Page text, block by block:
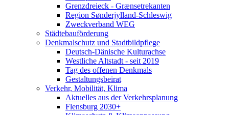
Grenzdreieck - Grænsetrekanten
Region Sønderjylland-Schleswig
Zweckverband WEG
Städtebauförderung
Denkmalschutz und Stadtbildpflege
Deutsch-Dänische Kulturachse
Westliche Altstadt - seit 2019
Tag des offenen Denkmals
Gestaltungsbeirat
Verkehr, Mobilität, Klima
Aktuelles aus der Verkehrsplanung
Flensburg 2030+